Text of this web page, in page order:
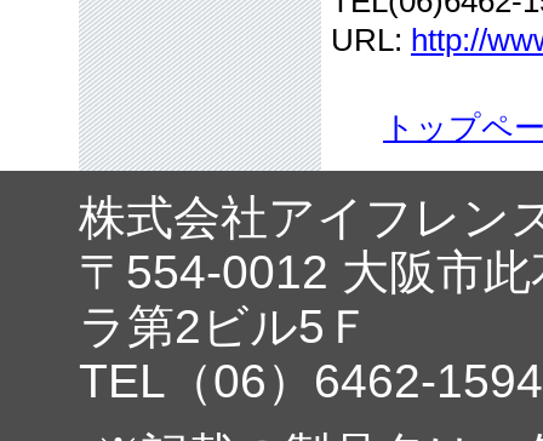
URL: http://
トップペ
株式会社アイフレン
〒554-0012 大阪市
ラ第2ビル5Ｆ
TEL（06）6462-